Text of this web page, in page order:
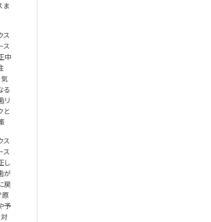
ま
ス
ス
中
気
る
リ
と
ス
ス
し
が
戻
原
予
対